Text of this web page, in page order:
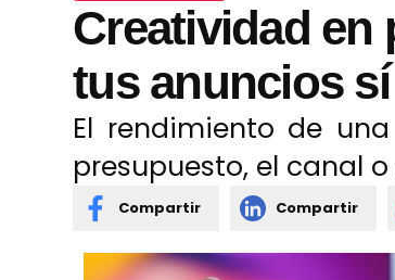
Creatividad en
tus anuncios
El rendimiento de
presupuesto, el canal
Compartir Compartir